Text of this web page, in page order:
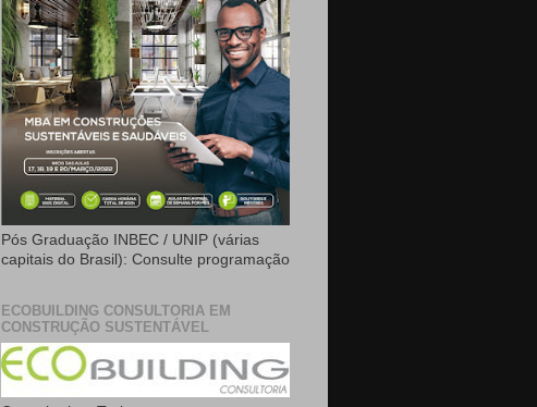
Pós Graduação INBEC / UNIP (várias
capitais do Brasil): Consulte programação
ECOBUILDING CONSULTORIA EM
CONSTRUÇÃO SUSTENTÁVEL